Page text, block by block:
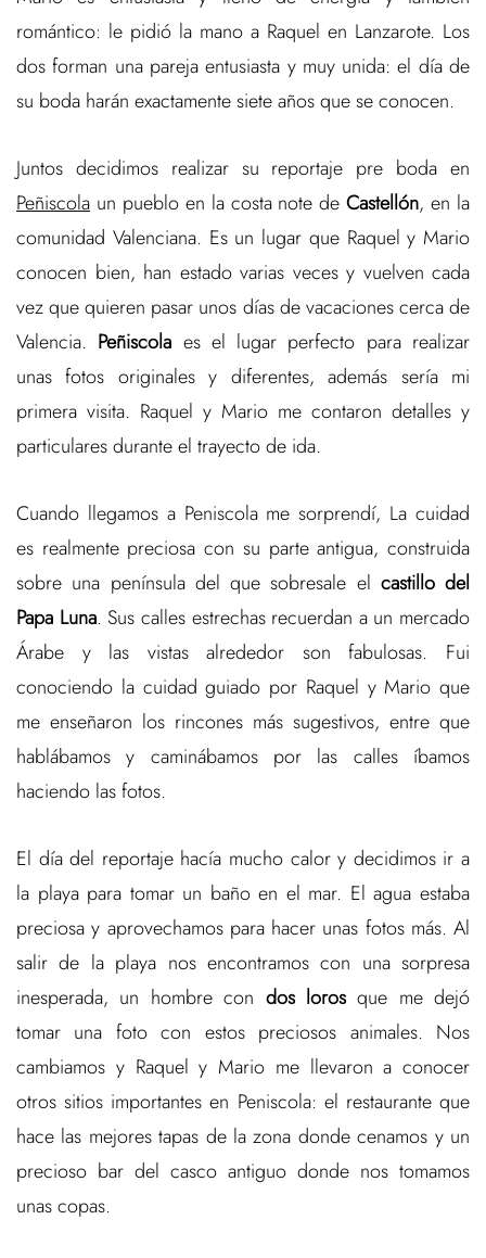
romántico: le pidió la mano a Raquel en Lanzarote. Los
dos forman una pareja entusiasta y muy unida: el día de
su boda harán exactamente siete años que se conocen.
Juntos decidimos realizar su reportaje pre boda en
Peñiscola un pueblo en la costa note deCastellón, en la
comunidad Valenciana. Es un lugar que Raquel y Mario
conocen bien, han estado varias veces y vuelven cada
vez que quieren pasar unos días de vacaciones cerca de
Valencia. Peñiscola es el lugar perfecto para realizar
unas fotos originales y diferentes, además sería mi
primera visita. Raquel y Mario me contaron detalles y
particulares durante el trayecto de ida.
Cuando llegamos a Peniscola me sorprendí, La cuidad
es realmente preciosa con su parte antigua, construida
sobre una península del que sobresale el castillo del
Papa Luna. Sus calles estrechas recuerdan a un mercado
Árabe y las vistas alrededor son fabulosas. Fui
conociendo la cuidad guiado por Raquel y Mario que
me enseñaron los rincones más sugestivos, entre que
hablábamos y caminábamos por las calles íbamos
haciendo las fotos.
El día del reportaje hacía mucho calor y decidimos ir a
la playa para tomar un baño en el mar. El agua estaba
preciosa y aprovechamos para hacer unas fotos más. Al
salir de la playa nos encontramos con una sorpresa
inesperada, un hombre con dos lorosque me dejó
tomar una foto con estos preciosos animales. Nos
cambiamos y Raquel y Mario me llevaron a conocer
otros sitios importantes en Peniscola: el restaurante que
hace las mejores tapas de la zona donde cenamos y un
precioso bar del casco antiguo donde nos tomamos
unas copas.